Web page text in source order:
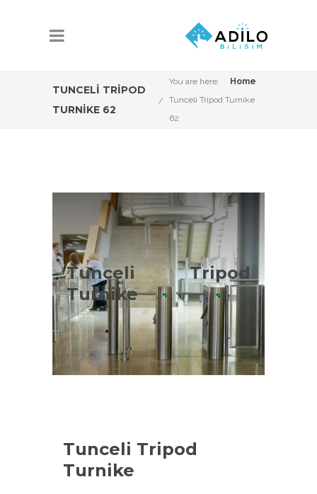
TUNCELI TRIPOD
TURNIKE 62
You are here:
Home
Tunceli Tripod Turnike
62
Tunceli Tripod
Turnike
Tunceli Tripod
Turnike Çeşitleri
Tunceli Tripod Turnike Sistemleri
konusunda Adilo Bilişim olarak
aşağıdaki ürün çeşitleri ile
hizmetinizdeyiz.
Tunceli Tripod
Turnike